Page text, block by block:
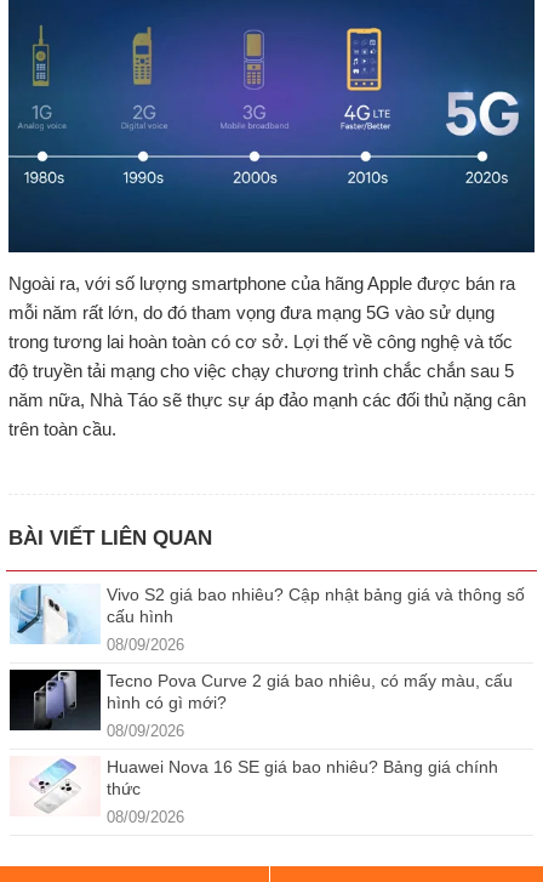
Ngoài ra, với số lượng smartphone của hãng Apple được bán ra
mỗi năm rất lớn, do đó tham vọng đưa mạng 5G vào sử dụng
trong tương lai hoàn toàn có cơ sở. Lợi thế về công nghệ và tốc
độ truyền tải mạng cho việc chạy chương trình chắc chắn sau 5
năm nữa, Nhà Táo sẽ thực sự áp đảo mạnh các đối thủ nặng cân
trên toàn cầu.
BÀI VIẾT LIÊN QUAN
Vivo S2 giá bao nhiêu? Cập nhật bảng giá và thông số
cấu hình
08/09/2026
Tecno Pova Curve 2 giá bao nhiêu, có mấy màu, cấu
hình có gì mới?
08/09/2026
Huawei Nova 16 SE giá bao nhiêu? Bảng giá chính
thức
08/09/2026